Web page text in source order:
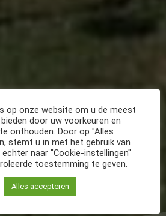
op onze website om u de meest
door uw voorkeuren en
onthouden. Door op "Alles
stemt u in met het gebruik van
naar "Cookie-instellingen"
toestemming te geven.
Alles accepteren